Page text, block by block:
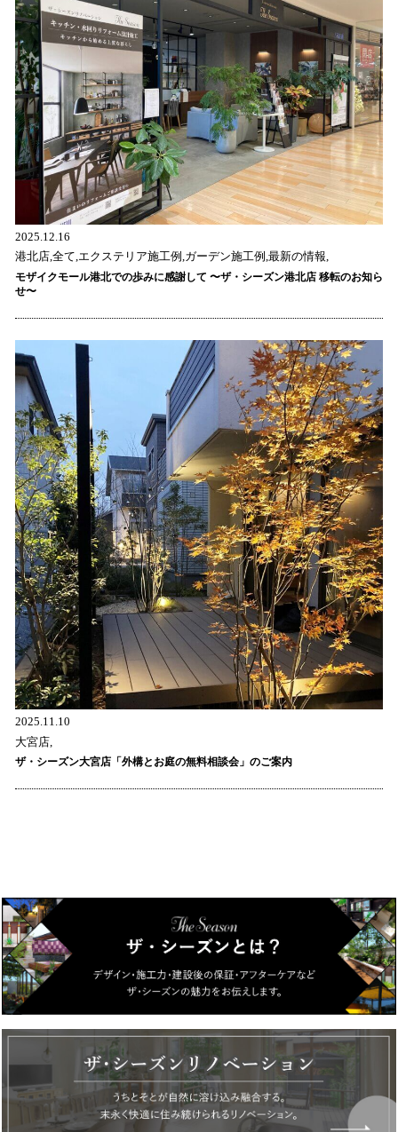
2025.12.16
港北店,全て,エクステリア施工例,ガーデン施工例,最新の情報,
モザイクモール港北での歩みに感謝して 〜ザ・シーズン港北店 移転のお知ら
せ〜
2025.11.10
大宮店,
ザ・シーズン大宮店「外構とお庭の無料相談会」のご案内